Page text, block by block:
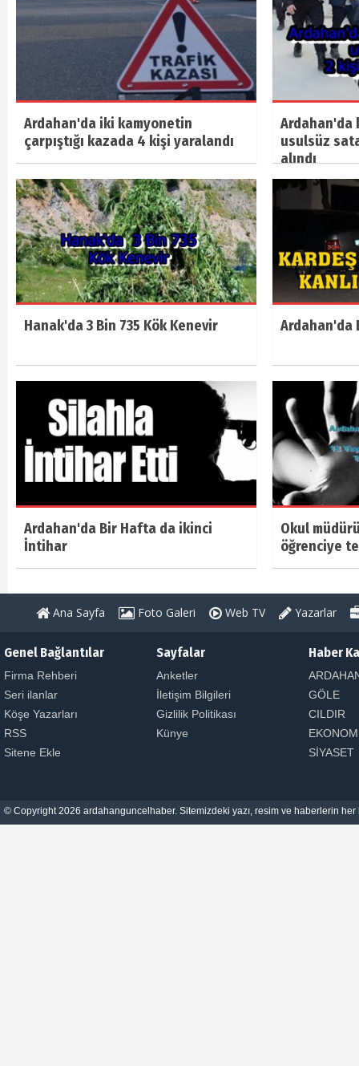
Ardahan'da iki kamyonetin
çarpıştığı kazada 4 kişi yaralandı
Ardahan'da
usulsüz
alındı
Hanak'da 3 Bin 735 Kök Kenevir Ardahan'da
Ardahan'da Bir Hafta da ikinci
İntihar
Okul
öğrenciye
Ana Sayfa Foto Galeri Web TV Yazarlar
Genel Bağlantılar
Firma Rehberi
Seri ilanlar
Köşe Yazarları
RSS
Sitene Ekle
Sayfalar
Anketler
İletişim Bilgileri
Gizlilik Politikası
Künye
Haber
GÖLE
CILDIR
SİYASET
© Copyright 2026 ardahanguncelhaber. Sitemizdeki yazı, resim ve haberlerin her